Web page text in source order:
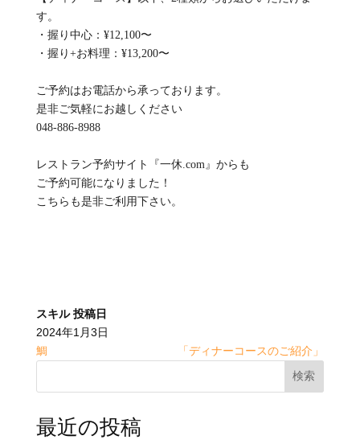
す。
・握り中心：¥12,100〜
・握り+お料理：¥13,200〜
ご予約はお電話から承っております。
是非ご気軽にお越しください
048-886-8988
レストラン予約サイト『一休.com』からも
ご予約可能になりました！
こちらも是非ご利用下さい。
スキル 投稿日
2024年1月3日
鯛
「ディナーコースのご紹介」
検索
最近の投稿